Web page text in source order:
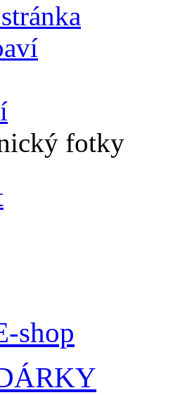
fotky
shop